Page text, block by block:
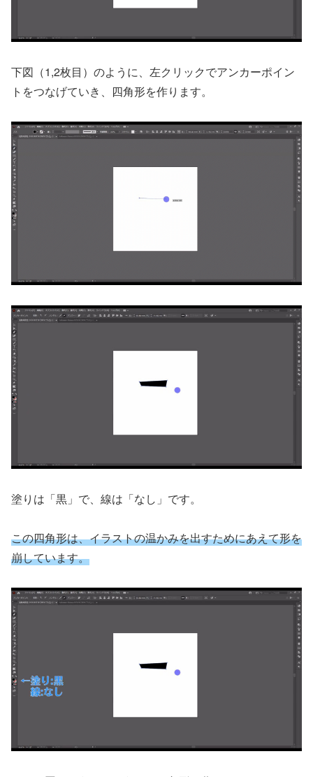
下図（1,2枚目）のように、左クリックでアンカーポイン
トをつなげていき、四角形を作ります。
塗りは「黒」で、線は「なし」です。
この四角形は、イラストの温かみを出すためにあえて形を
崩しています。